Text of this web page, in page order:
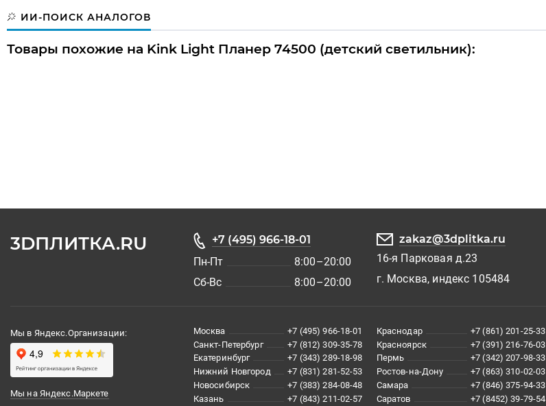
ИИ-ПОИСК АНАЛОГОВ
Товары похожие на Kink Light Планер 74500 (детский светильник):
3DПЛИТКА.RU
+7 (495) 966-18-01
Пн-Пт
8:00–20:00
Сб-Вс
8:00–20:00
zakaz@3dplitka.ru
16-я Парковая д.23
г. Москва, индекс 105484
Мы в Яндекс.Организации:
Мы на Яндекс.Маркете
Москва
+7 (495) 966-18-01
Санкт-Петербург
+7 (812) 309-35-78
Екатеринбург
+7 (343) 289-18-98
Нижний Новгород
+7 (831) 281-52-53
Новосибирск
+7 (383) 284-08-48
Казань
+7 (843) 211-02-57
Краснодар
+7 (861) 201-25-33
Красноярск
+7 (391) 216-76-03
Пермь
+7 (342) 207-98-33
Ростов-на-Дону
+7 (863) 310-02-03
Самара
+7 (846) 375-94-33
Саратов
+7 (8452) 39-79-54